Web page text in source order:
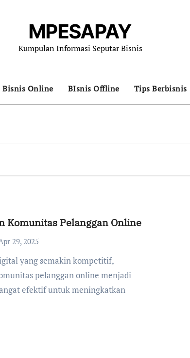
MPESAPAY
Kumpulan Informasi Seputar Bisnis
Bisnis Online BIsnis Offline Tips Berbisnis
Komunitas Pelanggan Online
29, 2025
pelanggan online menjadi
efektif untuk meningkatkan